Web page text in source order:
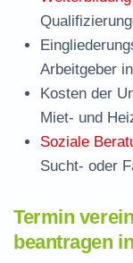
Arbeitgeber
Kosten der
Miet- und
Soziale
Sucht- oder
Termin
beantragen